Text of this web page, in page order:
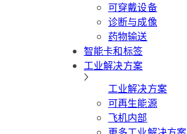
可穿戴设备
诊断与成像
药物输送
智能卡和标签
工业解决方案
工业解决方案
可再生能源
飞机内部